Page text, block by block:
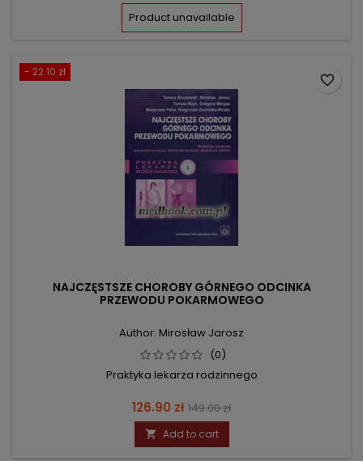
price
Product unavailable
- 22.10 zł
NAJCZĘSTSZE CHOROBY GÓRNEGO ODCINKA
PRZEWODU POKARMOWEGO
Author: Mirosław Jarosz
(0)
Praktyka lekarza rodzinnego
Price
126.90 zł Regular
price
149.00 zł
 Add to cart
favorite_border